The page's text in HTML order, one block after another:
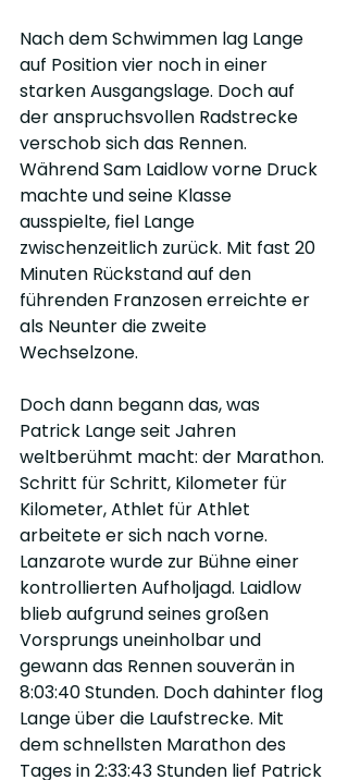
Nach dem Schwimmen lag Lange
auf Position vier noch in einer
starken Ausgangslage. Doch auf
der anspruchsvollen Radstrecke
verschob sich das Rennen.
Während Sam Laidlow vorne Druck
machte und seine Klasse
ausspielte, fiel Lange
zwischenzeitlich zurück. Mit fast 20
Minuten Rückstand auf den
führenden Franzosen erreichte er
als Neunter die zweite
Wechselzone.
Doch dann begann das, was
Patrick Lange seit Jahren
weltberühmt macht: der Marathon.
Schritt für Schritt, Kilometer für
Kilometer, Athlet für Athlet
arbeitete er sich nach vorne.
Lanzarote wurde zur Bühne einer
kontrollierten Aufholjagd. Laidlow
blieb aufgrund seines großen
Vorsprungs uneinholbar und
gewann das Rennen souverän in
8:03:40 Stunden. Doch dahinter flog
Lange über die Laufstrecke. Mit
dem schnellsten Marathon des
Tages in 2:33:43 Stunden lief Patrick